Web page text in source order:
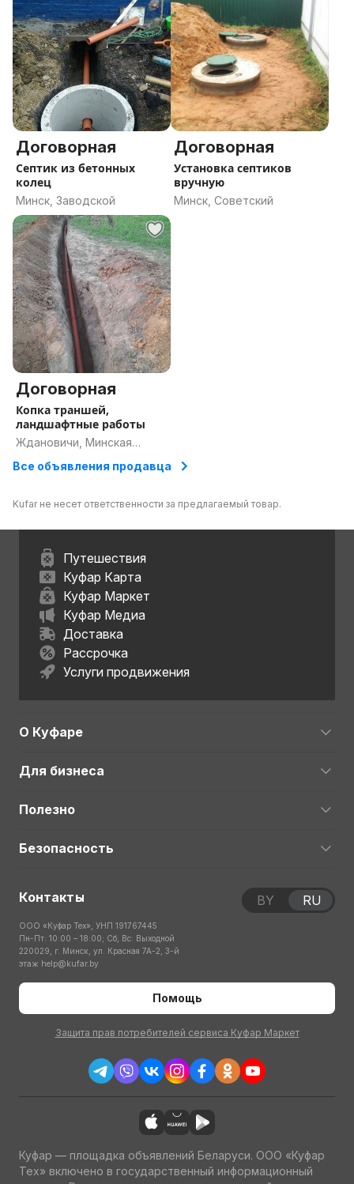
Договорная
Септик из бетонных
колец
Минск, Заводской
Договорная
Установка септиков
вручную
Минск, Советский
Договорная
Копка траншей,
ландшафтные работы
Ждановичи, Минская
Все объявления продавца
Kufar не несет ответственности за предлагаемый товар.
Путешествия
Куфар Карта
Куфар Маркет
Куфар Медиа
Доставка
Рассрочка
Услуги продвижения
О Куфаре
Для бизнеса
Полезно
Безопасность
Контакты
ООО «Куфар Тех», УНП 191767445
Пн-Пт: 10:00 – 18:00; Сб, Вс: Выходной
220029, г. Минск, ул. Красная 7А-2, 3-й
этаж help@kufar.by
Помощь
Защита прав потребителей сервиса Куфар Маркет
BY RU
Куфар — площадка объявлений Беларуси. ООО «Куфар
Тех» включено в государственный информационный